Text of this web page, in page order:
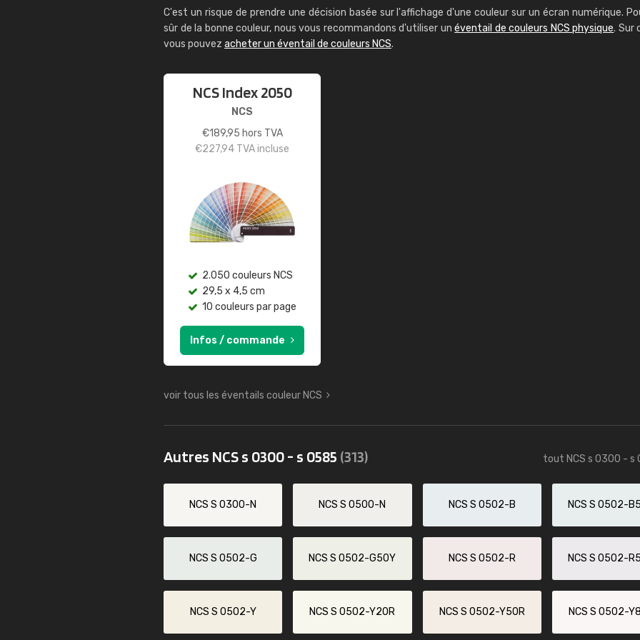
C'est un risque de prendre une décision basée sur l'affichage d'une couleur sur un écran numérique.
sûr de la bonne couleur, nous vous recommandons d'utiliser unéventail de couleurs NCS physique. Sur
vous pouvez acheter un éventail de couleurs NCS.
NCS Index 2050
NCS
€189,95 hors TVA
€227,94 TVA incluse
2.050 couleurs NCS
29,5 x 4,5 cm
10 couleurs par page
Infos / commande
voir tous les éventails couleur NCS
Autres NCS s 0300 - s 0585 (313) tout NCS s 0300 - s
NCS S 0300-N NCS S 0500-N NCS S 0502-B NCS S 0502-
NCS S 0502-G NCS S 0502-G50Y NCS S 0502-R NCS S 0502-
NCS S 0502-Y NCS S 0502-Y20R NCS S 0502-Y50R NCS S 0502-